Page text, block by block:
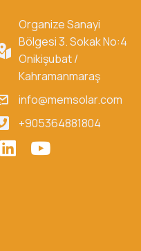
Organize Sanayi
Bölgesi 3. Sokak No:4
Onikişubat /
Kahramanmaraş
info@memsolar.com
+905364881804